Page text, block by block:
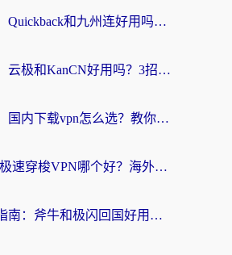
海外党必看：Quickback和九州连好用吗？3步选对回国加速器实现无缝刷国内资源
海外党必看：云极和KanCN好用吗？3招教你选对回国加速器（附免费VPN避坑指南）
海外党必看：国内下载vpn怎么选？教你无缝访问国内资源的实用指南
Quickback和极速穿梭VPN哪个好？海外党亲测3招选对回国加速器，看这篇就够了
海外党避坑指南：斧牛和极闪回国好用吗？选对加速器才能无缝刷剧玩游戏